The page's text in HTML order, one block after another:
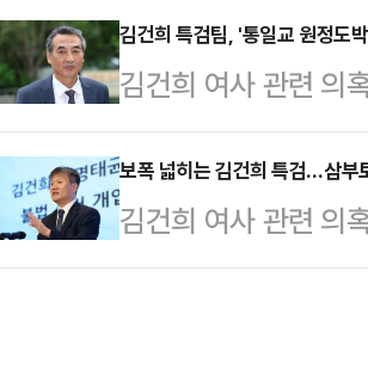
종로구 KT광화문빌
관련해 통일교 사무
하고 있다"며 "압수
관계자를 대상으로
한 권성동 국민의힘
면 김건희 특검팀은
구에 위치한 서울 본
확보하고 있다.이번
궁'과 김 여사를 향
김건희 특검팀, '통일교 원정도
김건희 여사 관련 의
하고 있다.8일 법조
대한 압수영장을 집
자료를 제출받는 차
정도박 의혹과 관련
보폭 넓히는 김건희 특검…삼부
김건희 여사 관련 의
서울~양평고속도로